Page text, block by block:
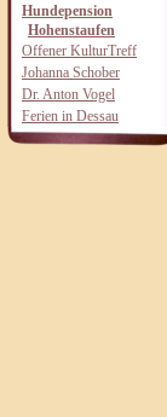
Hundepension
Hohenstaufen
Offener KulturTreff
Johanna Schober
Dr. Anton Vogel
Ferien in Dessau